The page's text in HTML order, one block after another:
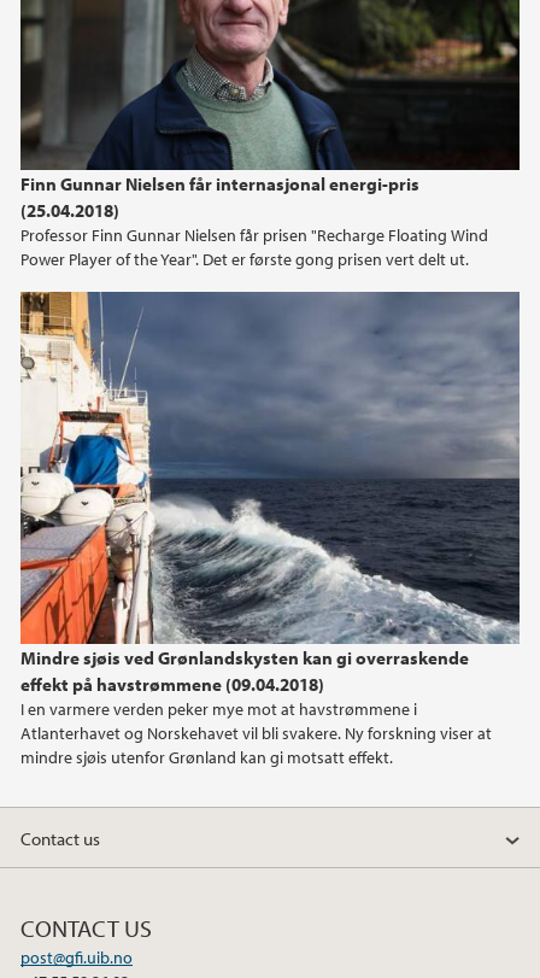
Finn Gunnar Nielsen får internasjonal energi-pris
(25.04.2018)
Professor Finn Gunnar Nielsen får prisen "Recharge Floating Wind
Power Player of the Year". Det er første gong prisen vert delt ut.
Mindre sjøis ved Grønlandskysten kan gi overraskende
effekt på havstrømmene (09.04.2018)
I en varmere verden peker mye mot at havstrømmene i
Atlanterhavet og Norskehavet vil bli svakere. Ny forskning viser at
mindre sjøis utenfor Grønland kan gi motsatt effekt.
2020
2019
2018
2014
2013
2012
2011
2009
2008
Contact us
CONTACT US
post@gfi.uib.no